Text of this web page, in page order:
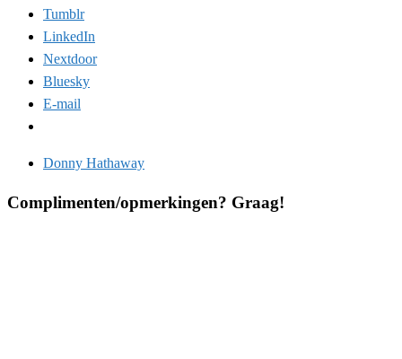
Tumblr
LinkedIn
Nextdoor
Bluesky
E-mail
Donny Hathaway
Complimenten/opmerkingen? Graag!